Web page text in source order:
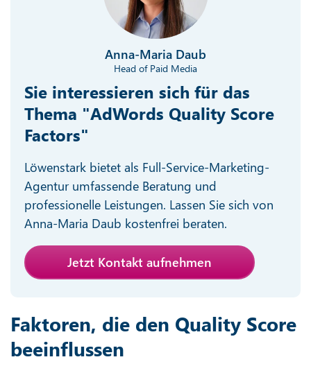
Anna-Maria Daub
Head of Paid Media
Sie interessieren sich für das
Thema "AdWords Quality Score
Factors"
Löwenstark bietet als Full-Service-Marketing-
Agentur umfassende Beratung und
professionelle Leistungen. Lassen Sie sich von
Anna-Maria Daub kostenfrei beraten.
Jetzt Kontakt aufnehmen
Faktoren, die den Quality Score
beeinflussen